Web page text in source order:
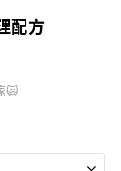
配方
🙀